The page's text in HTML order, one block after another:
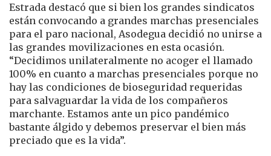
Estrada destacó que si bien los grandes sindicatos
están convocando a grandes marchas presenciales
para el paro nacional, Asodegua decidió no unirse a
las grandes movilizaciones en esta ocasión.
“Decidimos unilateralmente no acoger el llamado
100% en cuanto a marchas presenciales porque no
hay las condiciones de bioseguridad requeridas
para salvaguardar la vida de los compañeros
marchante. Estamos ante un pico pandémico
bastante álgido y debemos preservar el bien más
preciado que es la vida”.